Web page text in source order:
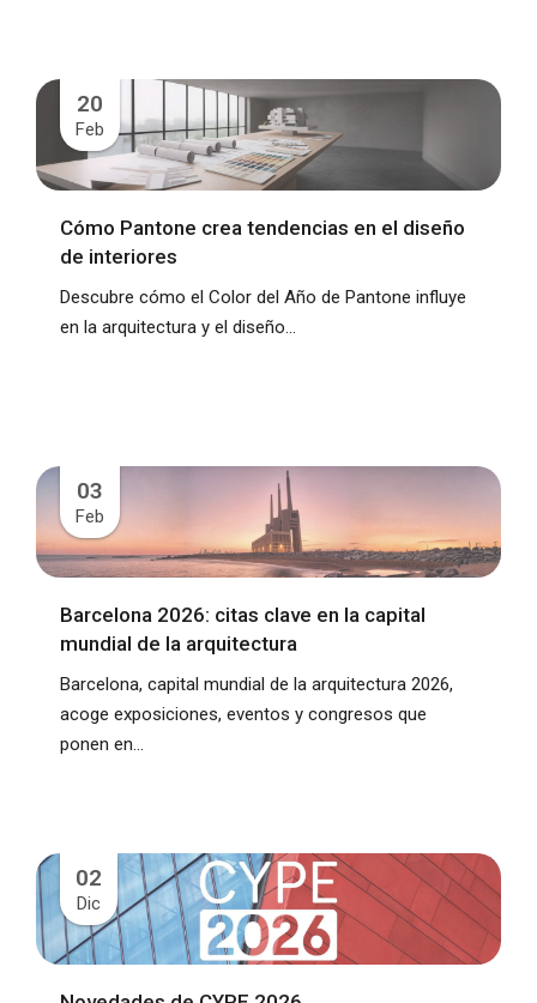
20
Feb
Cómo Pantone crea tendencias en el diseño
de interiores
Descubre cómo el Color del Año de Pantone influye
en la arquitectura y el diseño...
03
Feb
Barcelona 2026: citas clave en la capital
mundial de la arquitectura
Barcelona, capital mundial de la arquitectura 2026,
acoge exposiciones, eventos y congresos que
ponen en...
02
Dic